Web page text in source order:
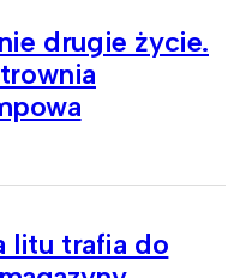
drugie życie.
litu trafia do